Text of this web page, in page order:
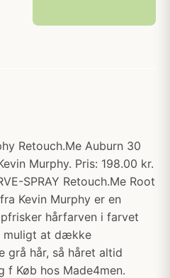
Retouch.Me Auburn 30
Murphy. Pris: 198.00 kr.
SPRAY Retouch.Me Root
Kevin Murphy er en
hårfarven i farvet
muligt at dække
grå hår, så håret altid
f Køb hos Made4men.